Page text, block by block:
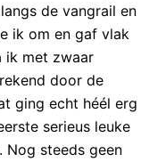
de vangrail en
ik om en gaf vlak
ik met zwaar
door de
ging echt héél erg
serieus leuke
Nog steeds geen